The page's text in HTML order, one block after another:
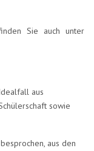
Sie auch unter
aus
sowie
aus den